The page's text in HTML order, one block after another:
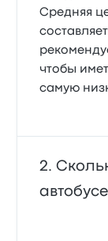
Средняя
чтобы
самую